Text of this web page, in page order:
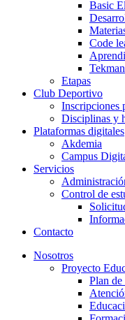
Basic
Code
Tekman
Etapas
Club Deportivo
Inscripciones
Disciplinas y
Plataformas digitales
Akdemia
Campus
Servicios
Control de
Contacto
Nosotros
Proyecto
Plan